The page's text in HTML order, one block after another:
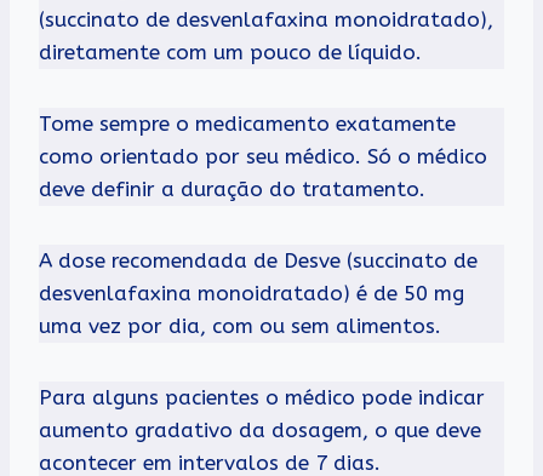
(succinato de desvenlafaxina monoidratado),
diretamente com um pouco de líquido.
Tome sempre o medicamento exatamente
como orientado por seu médico. Só o médico
deve definir a duração do tratamento.
A dose recomendada de Desve (succinato de
desvenlafaxina monoidratado) é de 50 mg
uma vez por dia, com ou sem alimentos.
Para alguns pacientes o médico pode indicar
aumento gradativo da dosagem, o que deve
acontecer em intervalos de 7 dias.